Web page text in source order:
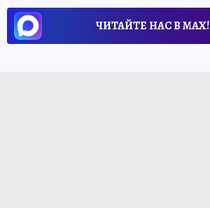
ЧИТАЙТЕ НАС В МАХ!